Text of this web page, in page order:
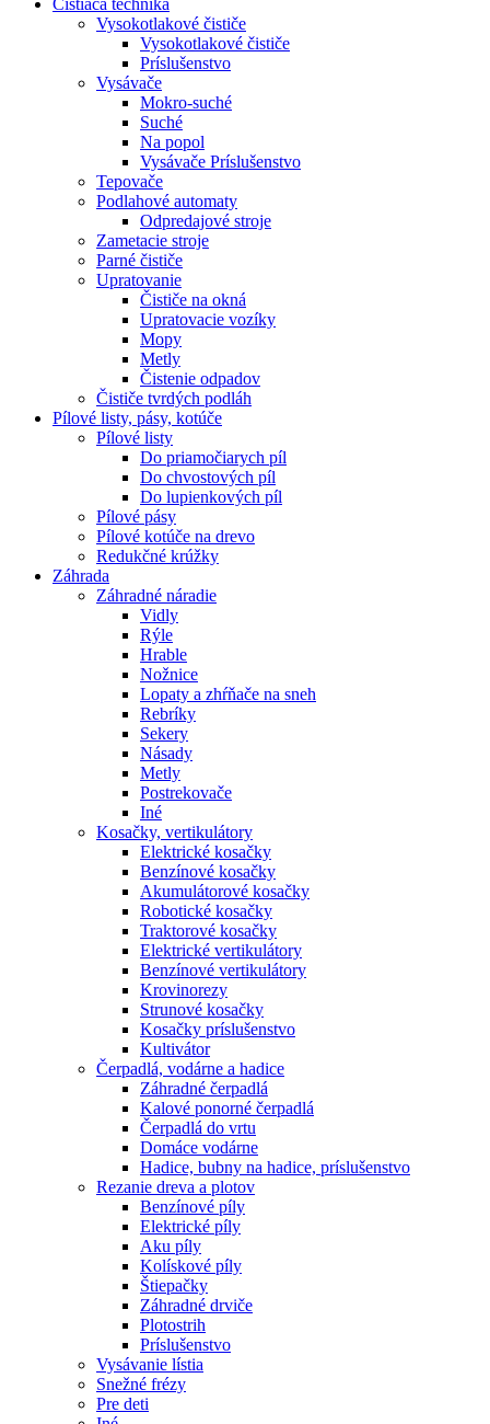
Čistiaca technika
Vysokotlakové čističe
Vysokotlakové čističe
Príslušenstvo
Vysávače
Mokro-suché
Suché
Na popol
Vysávače Príslušenstvo
Tepovače
Podlahové automaty
Odpredajové stroje
Zametacie stroje
Parné čističe
Upratovanie
Čističe na okná
Upratovacie vozíky
Mopy
Metly
Čistenie odpadov
Čističe tvrdých podláh
Pílové listy, pásy, kotúče
Pílové listy
Do priamočiarych píl
Do chvostových píl
Do lupienkových píl
Pílové pásy
Pílové kotúče na drevo
Redukčné krúžky
Záhrada
Záhradné náradie
Vidly
Rýle
Hrable
Nožnice
Lopaty a zhŕňače na sneh
Rebríky
Sekery
Násady
Metly
Postrekovače
Iné
Kosačky, vertikulátory
Elektrické kosačky
Benzínové kosačky
Akumulátorové kosačky
Robotické kosačky
Traktorové kosačky
Elektrické vertikulátory
Benzínové vertikulátory
Krovinorezy
Strunové kosačky
Kosačky príslušenstvo
Kultivátor
Čerpadlá, vodárne a hadice
Záhradné čerpadlá
Kalové ponorné čerpadlá
Čerpadlá do vrtu
Domáce vodárne
Hadice, bubny na hadice, príslušenstvo
Rezanie dreva a plotov
Benzínové píly
Elektrické píly
Aku píly
Kolískové píly
Štiepačky
Záhradné drviče
Plotostrih
Príslušenstvo
Vysávanie lístia
Snežné frézy
Pre deti